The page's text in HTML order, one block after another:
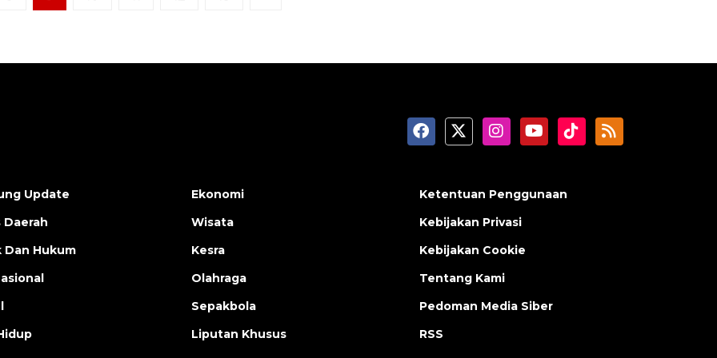
Update
Dan Hukum
Ekonomi
Wisata
Kesra
Olahraga
Sepakbola
Liputan Khusus
Ketentuan Penggunaan
Kebijakan Privasi
Kebijakan Cookie
Tentang Kami
Pedoman Media Siber
RSS